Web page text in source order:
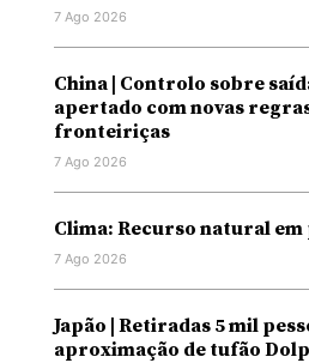
7 Ago 2026
China | Controlo sobre
apertado com novas
fronteiriças
7 Ago 2026
Clima: Recurso natural
7 Ago 2026
Japão | Retiradas 5 mil
aproximação de tufão